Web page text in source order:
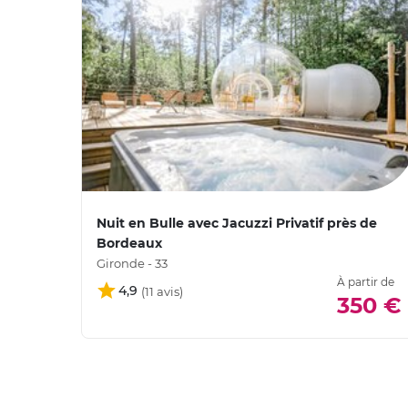
Nuit en Bulle avec Jacuzzi Privatif près de
Bordeaux
Gironde - 33
4,9
À partir de
350 €